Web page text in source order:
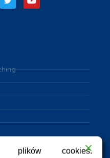
plików cookies.